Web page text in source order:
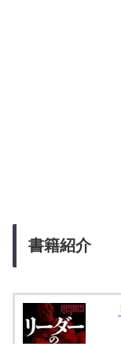
書籍紹介